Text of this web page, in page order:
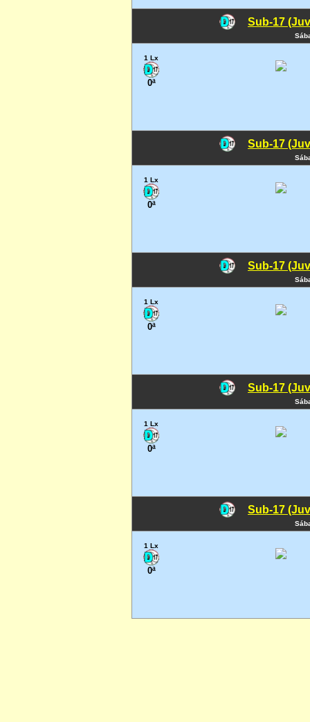
Sub-17
1 Lx
0ª
Sub-17
1 Lx
0ª
Sub-17
1 Lx
0ª
Sub-17
1 Lx
0ª
Sub-17
1 Lx
0ª